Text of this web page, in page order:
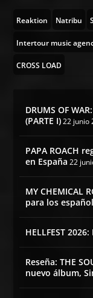
Reaktion Natribu
Intertour music
CROSS LOAD
DRUMS OF
(PARTE I) 22 junio
PAPA ROACH
en España 22
MY CHEMICAL
para los
HELLFEST
Reseña: THE
nuevo álbum,